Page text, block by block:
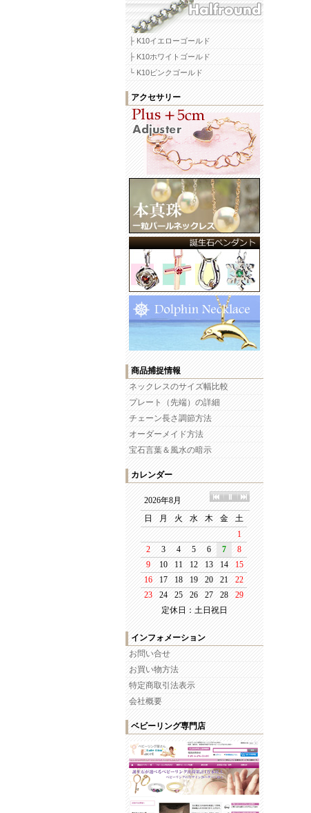
├ K10イエローゴールド
├ K10ホワイトゴールド
└ K10ピンクゴールド
アクセサリー
商品捕捉情報
ネックレスのサイズ幅比較
プレート（先端）の詳細
チェーン長さ調節方法
オーダーメイド方法
宝石言葉＆風水の暗示
カレンダー
定休日：土日祝日
インフォメーション
お問い合せ
お買い物方法
特定商取引法表示
会社概要
ベビーリング専門店